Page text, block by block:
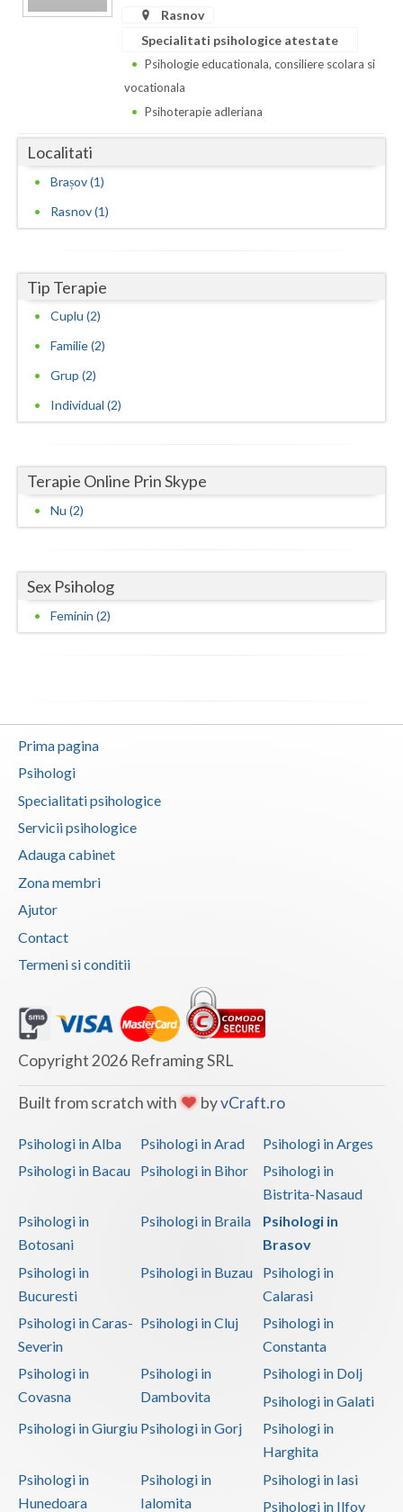
Gorj
Iasi
Ilfov
Maramures
Mures
Olt
Prahova
Satu-Mare
Sibiu
Teleorman
Timis
Vaslui
Vrancea
Rasnov
Specialitati psihologice atestate
Psihologie educationala, consiliere scolara si
vocationala
Psihoterapie adleriana
Localitati
Brașov (1)
Rasnov (1)
Tip Terapie
Cuplu (2)
Familie (2)
Grup (2)
Individual (2)
Terapie Online Prin Skype
Nu (2)
Sex Psiholog
Feminin (2)
Prima pagina
Psihologi
Specialitati psihologice
Servicii psihologice
Adauga cabinet
Zona membri
Ajutor
Contact
Termeni si conditii
Copyright 2026 Reframing SRL
Built from scratch with byvCraft.ro
Psihologi in Alba Psihologi in Arad
Psihologi in Arges
Psihologi in Bacau
Psihologi in Bihor
Psihologi in
Bistrita-Nasaud
Psihologi in
Botosani
Psihologi in Braila
Psihologi in
Brasov
Psihologi in
Bucuresti
Psihologi in Buzau
Psihologi in
Calarasi
Psihologi in Caras-
Severin
Psihologi in Cluj
Psihologi in
Constanta
Psihologi in
Covasna
Psihologi in
Dambovita
Psihologi in Dolj
Psihologi in Galati
Psihologi in Giurgiu Psihologi in Gorj
Psihologi in
Harghita
Psihologi in
Hunedoara
Psihologi in
Ialomita
Psihologi in Iasi
Psihologi in Ilfov